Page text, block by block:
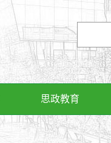
思政教育